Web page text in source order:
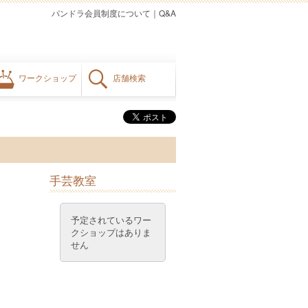
ワークショップ 店舗検索
Q&A
｜
パンドラ会員制度について
手芸教室
予定されているワー
クショップはありま
せん